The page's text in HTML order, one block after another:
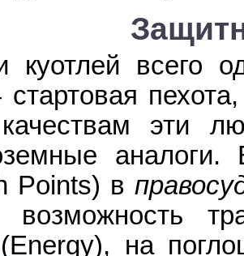
куотлей всего
эти
Points) в
возможность
на